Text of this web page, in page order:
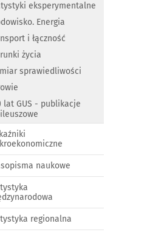
eksperymentalne
Energia
i łączność
życia
sprawiedliwości
lat GUS - publikacje
naukowe
regionalna